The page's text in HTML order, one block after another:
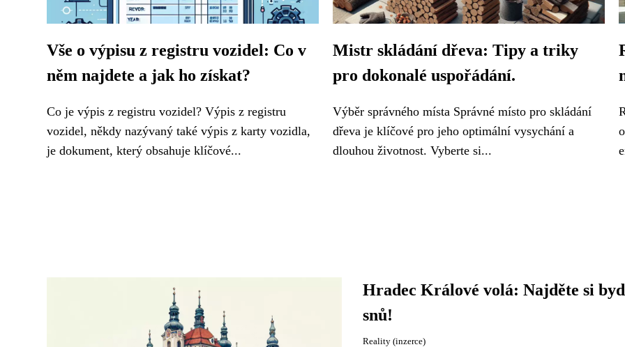
Vše o výpisu z registru vozidel: Co v
něm najdete a jak ho získat?
Co je výpis z registru vozidel? Výpis z registru
vozidel, někdy nazývaný také výpis z karty vozidla,
je dokument, který obsahuje klíčové...
Mistr skládání dřeva: Tipy a triky
pro dokonalé uspořádání.
Výběr správného místa Správné místo pro skládání
dřeva je klíčové pro jeho optimální vysychání a
dlouhou životnost. Vyberte si...
Hradec Králové volá: Najděte si
snů!
Reality (inzerce)